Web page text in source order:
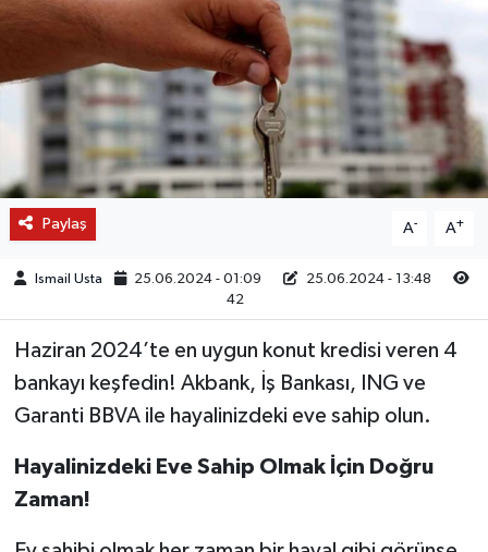
Paylaş A- A+
Ismail Usta 25.06.2024 - 01:09
25.06.2024 - 13:48
42
Haziran 2024’te en uygun konut kredisi veren 4
bankayı keşfedin! Akbank, İş Bankası, ING ve
Garanti BBVA ile hayalinizdeki eve sahip olun.
Hayalinizdeki Eve Sahip Olmak İçin Doğru
Zaman!